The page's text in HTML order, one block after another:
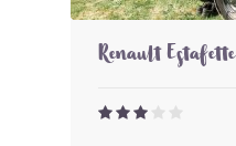
Renault Estafette